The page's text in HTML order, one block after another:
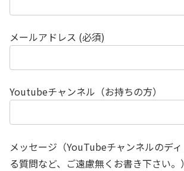
メールアドレス (必須)
Youtubeチャンネル（お持ちの方）
メッセージ（YouTubeチャンネルのデ
る質問など、ご遠慮無くお書き下さい。）